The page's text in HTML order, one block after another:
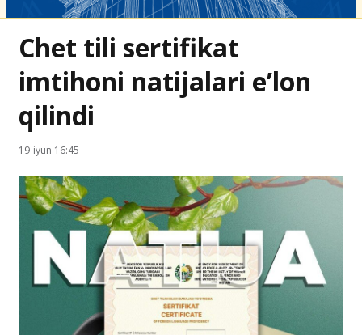
Chet tili sertifikat
imtihoni natijalari e’lon
qilindi
19-iyun 16:45